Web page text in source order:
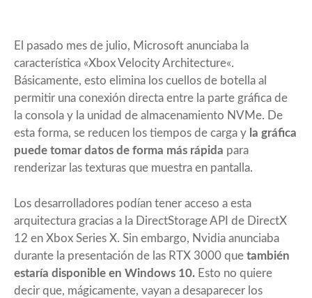
El pasado mes de julio, Microsoft anunciaba la
característica «Xbox Velocity Architecture«.
Básicamente, esto elimina los cuellos de botella al
permitir una conexión directa entre la parte gráfica de
la consola y la unidad de almacenamiento NVMe. De
esta forma, se reducen los tiempos de carga y la gráfica
puede tomar datos de forma más rápida para
renderizar las texturas que muestra en pantalla.
Los desarrolladores podían tener acceso a esta
arquitectura gracias a la DirectStorage API de DirectX
12 en Xbox Series X. Sin embargo, Nvidia anunciaba
durante la presentación de las RTX 3000 que también
estaría disponible en Windows 10. Esto no quiere
decir que, mágicamente, vayan a desaparecer los